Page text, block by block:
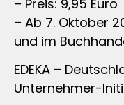
– Preis: 9,95 Euro
– Ab 7. Oktober
und im
EDEKA –
Unternehmer-